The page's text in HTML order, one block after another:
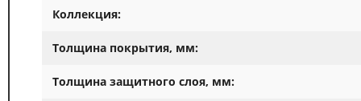
Коллекция:
Толщина покрытия, мм:
Толщина защитного слоя, мм: